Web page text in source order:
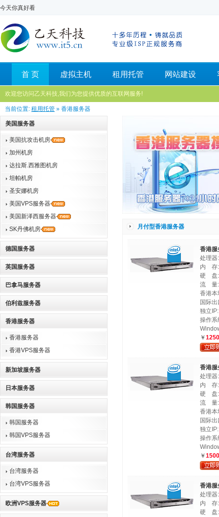
今天你真好看
首 页 虚拟主机 租用托管 网站建设
欢迎您访问乙天科技,我们为您提供优质的互联网服务!
当前位置: 租用托管 » 香港服务器
美国服务器
美国抗攻击机房
加州机房
达拉斯.西雅图机房
坦帕机房
圣安娜机房
美国VPS服务器
美国新泽西服务器
SK丹佛机房
德国服务器
英国服务器
巴拿马服务器
伯利兹服务器
香港服务器
香港服务器
香港VPS服务器
新加坡服务器
日本服务器
韩国服务器
韩国服务器
韩国VPS服务器
台湾服务器
台湾服务器
台湾VPS服务器
欧洲VPS服务器
月付型香港服务器
香港服
处理器
内 存:
硬 盘:
流 量:
香港本
国际
独立
操作系
￥ 1250
香港
处理器
内 存:
硬 盘:
流 量:
香港本
国际
独立
操作系
￥ 1500
香港服
处理器
内 存:
硬 盘: